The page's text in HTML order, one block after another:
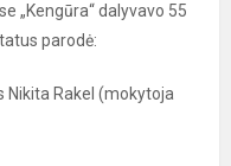
„Kengūra“ dalyvavo 55
parodė:
Nikita Rakel (mokytoja